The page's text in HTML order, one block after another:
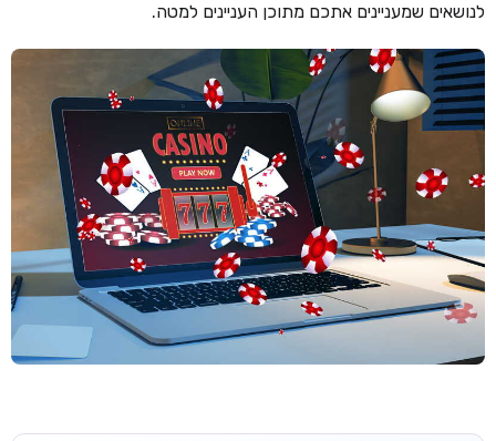
לנושאים שמעניינים אתכם מתוכן העניינים למטה.